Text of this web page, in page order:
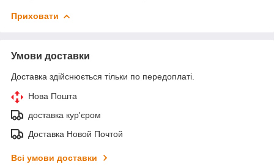
Приховати
Умови доставки
Доставка здійснюється тільки по передоплаті.
Нова Пошта
доставка кур'єром
Доставка Новой Почтой
Всі умови доставки